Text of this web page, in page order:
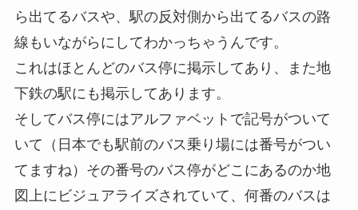
ら出てるバスや、駅の反対側から出てるバスの路
線もいながらにしてわかっちゃうんです。
これはほとんどのバス停に掲示してあり、また地
下鉄の駅にも掲示してあります。
そしてバス停にはアルファベットで記号がついて
いて（日本でも駅前のバス乗り場には番号がつい
てますね）その番号のバス停がどこにあるのか地
図上にビジュアライズされていて、何番のバスは